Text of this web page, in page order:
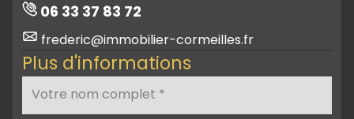
06 33 37 83 72
frederic@immobilier-cormeilles.fr
Plus d'informations